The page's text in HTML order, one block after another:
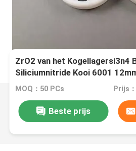
ZrO2 van het Kogellagersi3n4
Siliciumnitride Kooi 6001
MOQ：50 PCs Prijs
Beste prijs